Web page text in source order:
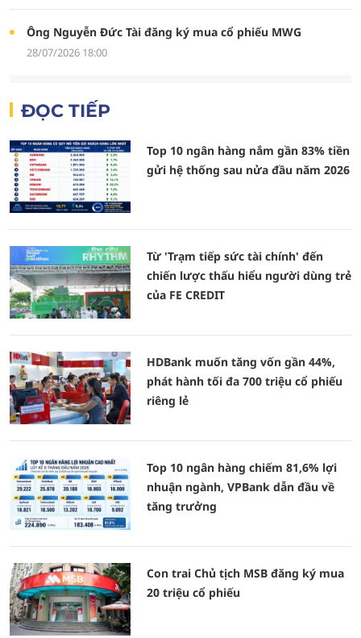
Ông Nguyễn Đức Tài đăng ký mua cổ phiếu MWG
28/07/2026 18:00
ĐỌC TIẾP
Top 10 ngân hàng nắm gần 83% tiền
gửi hệ thống sau nửa đầu năm 2026
Từ 'Trạm tiếp sức tài chính' đến
chiến lược thấu hiểu người dùng trẻ
của FE CREDIT
HDBank muốn tăng vốn gần 44%,
phát hành tối đa 700 triệu cổ phiếu
riêng lẻ
Top 10 ngân hàng chiếm 81,6% lợi
nhuận ngành, VPBank dẫn đầu về
tăng trưởng
Con trai Chủ tịch MSB đăng ký mua
20 triệu cổ phiếu